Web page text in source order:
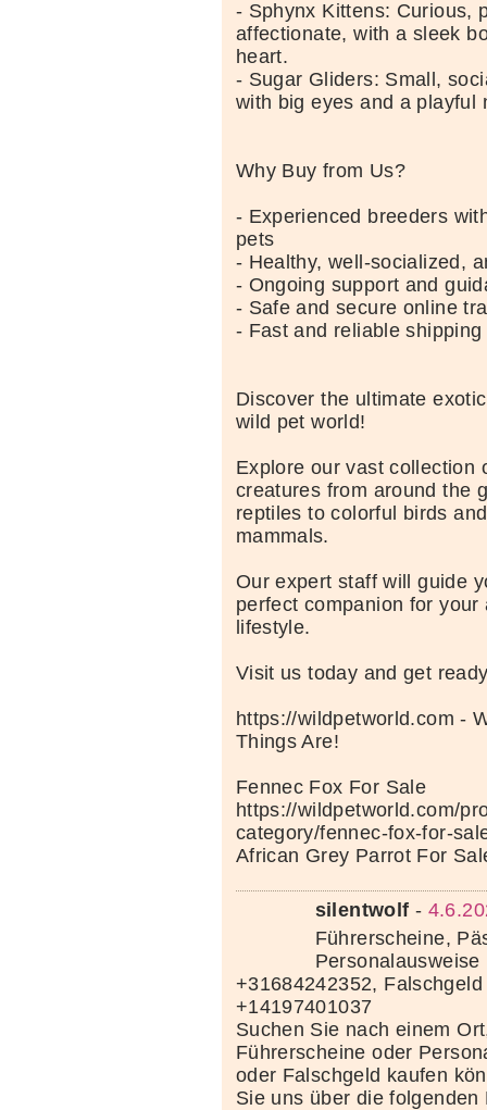
- Sphynx Kittens: Curious,
affectionate, with a sleek
heart.
- Sugar Gliders: Small,
with big eyes and a playful
Why Buy from Us?
- Experienced breeders
pets
- Healthy, well-socialized,
- Ongoing support and
- Safe and secure online
- Fast and reliable shipping
Discover the ultimate
wild pet world!
Explore our vast collection
creatures from around the
reptiles to colorful birds
mammals.
Our expert staff will guide
perfect companion for your
lifestyle.
Visit us today and get
https://wildpetworld.com -
Things Are!
Fennec Fox For Sale
https://wildpetworld.com/
category/fennec-fox-for-
African Grey Parrot For
silentwolf -
Führerscheine,
+31684242352,
+14197401037
Suchen Sie nach einem
Führerscheine oder
oder Falschgeld kaufen
Sie uns über die folgenden